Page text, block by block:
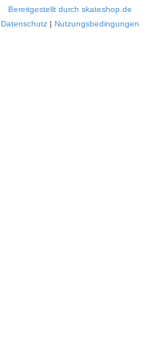
Bereitgestellt durch skateshop.de
Datenschutz | Nutzungsbedingungen